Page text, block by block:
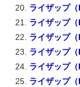
ライザップ
ライザップ
ライザップ
ライザップ
ライザップ
ライザップ